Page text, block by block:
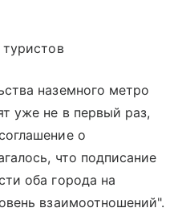
наземного метро
уже не в первый раз,
о
что подписание
оба города на
взаимоотношений".